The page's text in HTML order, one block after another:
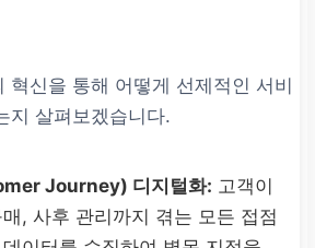
혁신을 통해 어떻게 선제적인 서비
지 살펴보겠습니다.
Journey) 디지털화: 고객이
, 사후 관리까지 겪는 모든 접점